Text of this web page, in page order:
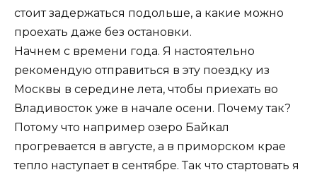
стоит задержаться подольше, а какие можно
проехать даже без остановки.
Начнем с времени года. Я настоятельно
рекомендую отправиться в эту поездку из
Москвы в середине лета, чтобы приехать во
Владивосток уже в начале осени. Почему так?
Потому что например озеро Байкал
прогревается в августе, а в приморском крае
тепло наступает в сентябре. Так что стартовать я